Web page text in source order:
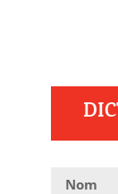
Nom